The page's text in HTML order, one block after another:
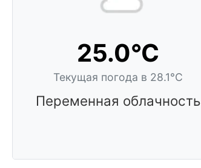
25.0°C
Текущая погода в 28.1°C
Переменная облачность